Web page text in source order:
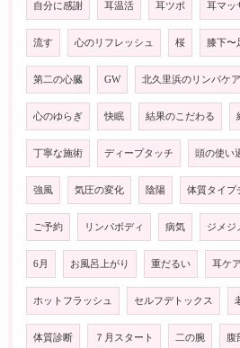
自分に感謝 耳温活 耳ツボ 耳マッ
流す 心のリフレッシュ 桜 膝下〜
第二の心臓 GW 北久里浜のリンパケ
心のゆらぎ 快眠 結果のこだわる
丁寧な施術 ディープタッチ 頭の使い
強風 気圧の変化 陰陽 体質タイプ
ご予約 リンパボディ 病気 ジメジ
6月 お風呂上がり 重だるい 耳ケア
ホットフラッシュ セルフデトックス
体質診断 ７月スタート 二の腕 腹